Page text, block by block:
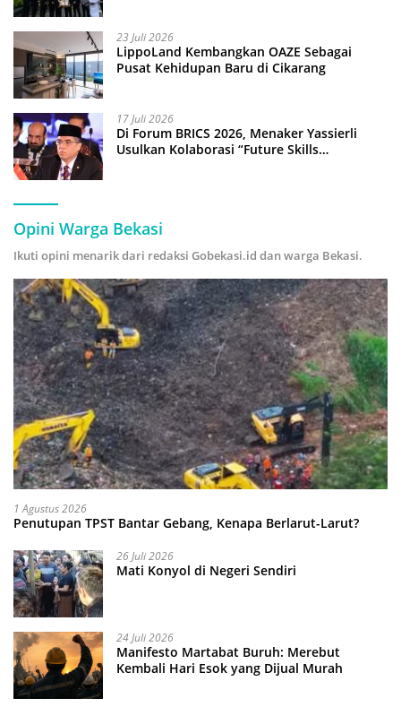
23 Juli 2026
LippoLand Kembangkan OAZE Sebagai
Pusat Kehidupan Baru di Cikarang
17 Juli 2026
Di Forum BRICS 2026, Menaker Yassierli
Usulkan Kolaborasi “Future Skills
Opini Warga Bekasi
Ikuti opini menarik dari redaksi Gobekasi.id dan warga Bekasi.
1 Agustus 2026
Penutupan TPST Bantar Gebang, Kenapa Berlarut-Larut?
26 Juli 2026
Mati Konyol di Negeri Sendiri
24 Juli 2026
Manifesto Martabat Buruh: Merebut
Kembali Hari Esok yang Dijual Murah